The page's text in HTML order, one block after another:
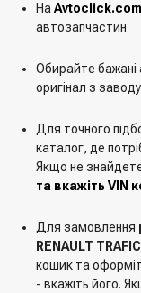
На
автозапчастин
Обирайте бажані
оригінал з
Для точного
каталог, де
Якщо не
та вкажіть VIN
Для замовлення
RENAULT
кошик та
- вкажіть його.